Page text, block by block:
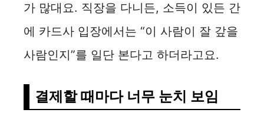
가 많대요. 직장을 다니든, 소득이 있든 간
에 카드사 입장에서는 “이 사람이 잘 갚을
사람인지”를 일단 본다고 하더라고요.
결제할 때마다 너무 눈치 보임